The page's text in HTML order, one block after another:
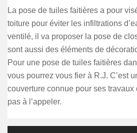
La pose de tuiles faitières a pour
toiture pour éviter les infiltrations
ventilé, il va proposer la pose de
sont aussi des éléments de
Pour une pose de tuiles faitières
vous pourrez vous fier à R.J. C’est
couverture connue pour ses travaux
pas à l’appeler.